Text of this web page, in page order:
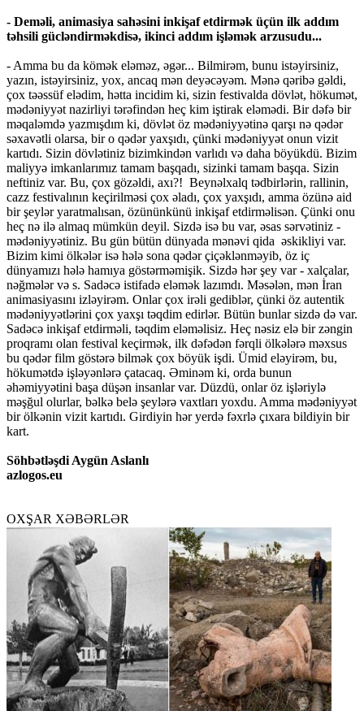
- Deməli, animasiya sahəsini inkişaf etdirmək üçün ilk addım
təhsili gücləndirməkdisə, ikinci addım işləmək arzusudu...
- Amma bu da kömək eləməz, əgər... Bilmirəm, bunu istəyirsiniz,
yazın, istəyirsiniz, yox, ancaq mən deyəcəyəm. Mənə qəribə gəldi,
çox təəssüf elədim, hətta incidim ki, sizin festivalda dövlət, hökumət,
mədəniyyət nazirliyi tərəfindən heç kim iştirak eləmədi. Bir dəfə bir
məqaləmdə yazmışdım ki, dövlət öz mədəniyyətinə qarşı nə qədər
səxavətli olarsa, bir o qədər yaxşıdı, çünki mədəniyyət onun vizit
kartıdı. Sizin dövlətiniz bizimkindən varlıdı və daha böyükdü. Bizim
maliyyə imkanlarımız tamam başqadı, sizinki tamam başqa. Sizin
neftiniz var. Bu, çox gözəldi, axı?! Beynəlxalq tədbirlərin, rallinin,
cazz festivalının keçirilməsi çox əladı, çox yaxşıdı, amma özünə aid
bir şeylər yaratmalısan, özününkünü inkişaf etdirməlisən. Çünki onu
heç nə ilə almaq mümkün deyil. Sizdə isə bu var, əsas sərvətiniz -
mədəniyyətiniz. Bu gün bütün dünyada mənəvi qida əskikliyi var.
Bizim kimi ölkələr isə hələ sona qədər çiçəklənməyib, öz iç
dünyamızı hələ hamıya göstərməmişik. Sizdə hər şey var - xalçalar,
nəğmələr və s. Sadəcə istifadə eləmək lazımdı. Məsələn, mən İran
animasiyasını izləyirəm. Onlar çox irəli gediblər, çünki öz autentik
mədəniyyətlərini çox yaxşı təqdim edirlər. Bütün bunlar sizdə də var.
Sadəcə inkişaf etdirməli, təqdim eləməlisiz. Heç nəsiz elə bir zəngin
proqramı olan festival keçirmək, ilk dəfədən fərqli ölkələrə məxsus
bu qədər film göstərə bilmək çox böyük işdi. Ümid eləyirəm, bu,
hökumətdə işləyənlərə çatacaq. Əminəm ki, orda bunun
əhəmiyyətini başa düşən insanlar var. Düzdü, onlar öz işləriylə
məşğul olurlar, bəlkə belə şeylərə vaxtları yoxdu. Amma mədəniyyət
bir ölkənin vizit kartıdı. Girdiyin hər yerdə fəxrlə çıxara bildiyin bir
kart.
Söhbətləşdi Aygün Aslanlı
azlogos.eu
OXŞAR XƏBƏRLƏR